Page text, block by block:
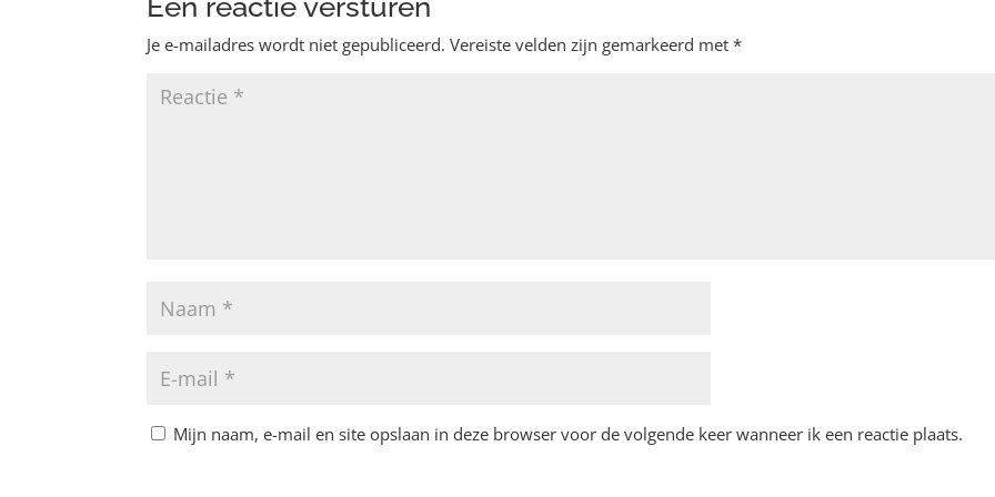
Je e-mailadres wordt niet gepubliceerd. Vereiste velden zijn gemarkeerd met *
Mijn naam, e-mail en site opslaan in deze browser voor de volgende keer wanneer ik een reactie plaats.